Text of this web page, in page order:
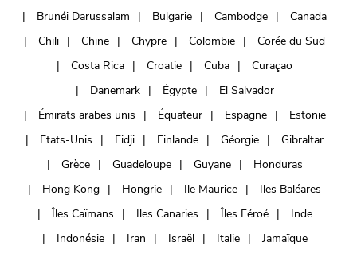
Brunéi Darussalam
Bulgarie Cambodge
Canada
Chili
Chine Chypre Colombie
Corée du Sud
Costa Rica
Croatie Cuba
Curaçao
Danemark
Égypte
El Salvador
Émirats arabes unis
Équateur Espagne
Estonie
Etats-Unis
Fidji Finlande Géorgie
Gibraltar
Grèce
Guadeloupe Guyane
Honduras
Hong Kong
Hongrie Ile Maurice
Iles Baléares
Îles Caïmans
Iles Canaries Îles Féroé
Inde
Indonésie
Iran Israël Italie
Jamaïque